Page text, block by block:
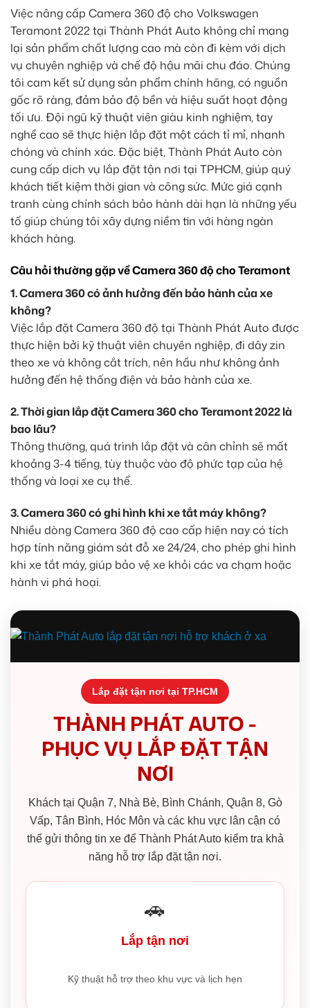
Việc nâng cấp Camera 360 độ cho Volkswagen
Teramont 2022 tại Thành Phát Auto không chỉ mang
lại sản phẩm chất lượng cao mà còn đi kèm với dịch
vụ chuyên nghiệp và chế độ hậu mãi chu đáo. Chúng
tôi cam kết sử dụng sản phẩm chính hãng, có nguồn
gốc rõ ràng, đảm bảo độ bền và hiệu suất hoạt động
tối ưu. Đội ngũ kỹ thuật viên giàu kinh nghiệm, tay
nghề cao sẽ thực hiện lắp đặt một cách tỉ mỉ, nhanh
chóng và chính xác. Đặc biệt, Thành Phát Auto còn
cung cấp dịch vụ lắp đặt tận nơi tại TPHCM, giúp quý
khách tiết kiệm thời gian và công sức. Mức giá cạnh
tranh cùng chính sách bảo hành dài hạn là những yếu
tố giúp chúng tôi xây dựng niềm tin với hàng ngàn
khách hàng.
Câu hỏi thường gặp về Camera 360 độ cho Teramont
1. Camera 360 có ảnh hưởng đến bảo hành của xe
không?
Việc lắp đặt Camera 360 độ tại Thành Phát Auto được
thực hiện bởi kỹ thuật viên chuyên nghiệp, đi dây zin
theo xe và không cắt trích, nên hầu như không ảnh
hưởng đến hệ thống điện và bảo hành của xe.
2. Thời gian lắp đặt Camera 360 cho Teramont 2022 là
bao lâu?
Thông thường, quá trình lắp đặt và cân chỉnh sẽ mất
khoảng 3-4 tiếng, tùy thuộc vào độ phức tạp của hệ
thống và loại xe cụ thể.
3. Camera 360 có ghi hình khi xe tắt máy không?
Nhiều dòng Camera 360 độ cao cấp hiện nay có tích
hợp tính năng giám sát đỗ xe 24/24, cho phép ghi hình
khi xe tắt máy, giúp bảo vệ xe khỏi các va chạm hoặc
hành vi phá hoại.
Lắp đặt tận nơi tại TP.HCM
THÀNH PHÁT AUTO -
PHỤC VỤ LẮP ĐẶT TẬN
NƠI
Khách tại Quận 7, Nhà Bè, Bình Chánh, Quận 8, Gò
Vấp, Tân Bình, Hóc Môn và các khu vực lân cận có
thể gửi thông tin xe để Thành Phát Auto kiểm tra khả
năng hỗ trợ lắp đặt tận nơi.
🚗
Lắp tận nơi
Kỹ thuật hỗ trợ theo khu vực và lịch hẹn